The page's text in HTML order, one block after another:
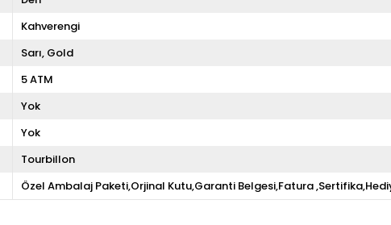
Kahverengi
Sarı Gold
5 ATM
Yok
Yok
Tourbillon
Özel Ambalaj Paketi,Orjinal Kutu,Garanti Belgesi,Fatura